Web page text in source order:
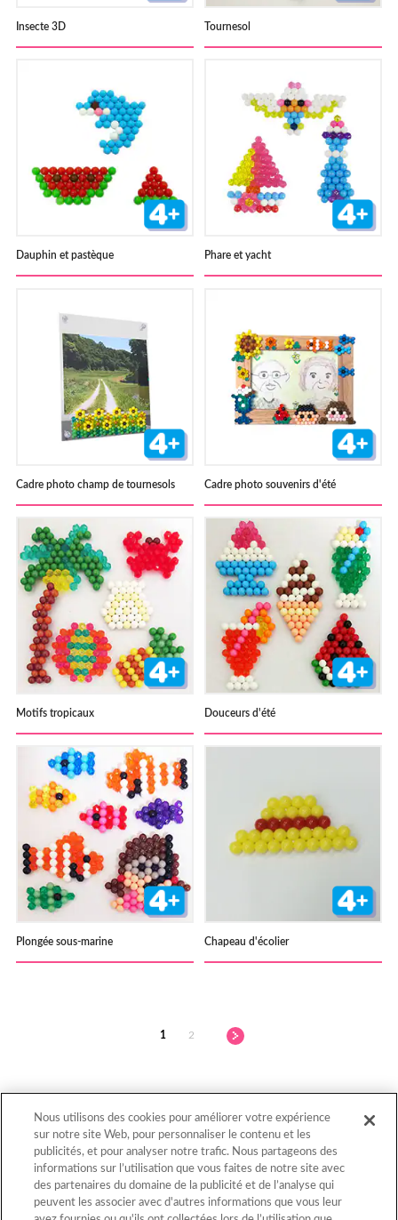
Insecte 3D Tournesol
Dauphin et pastèque Phare et yacht
Cadre photo champ de tournesols Cadre photo souvenirs d'été
Motifs tropicaux Douceurs d'été
Plongée sous-marine Chapeau d'écolier
1 2
Retour au début
Nous utilisons des cookies pour améliorer votre expérience
sur notre site Web, pour personnaliser le contenu et les
publicités, et pour analyser notre trafic. Nous partageons des
informations sur l’utilisation que vous faites de notre site avec
des partenaires du domaine de la publicité et de l’analyse qui
peuvent les associer avec d'autres informations que vous leur